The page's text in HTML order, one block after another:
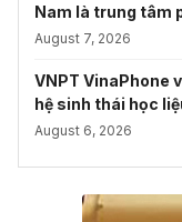
Nam là trung tâm
August 7, 2026
VNPT VinaPhone
hệ sinh thái học
August 6, 2026